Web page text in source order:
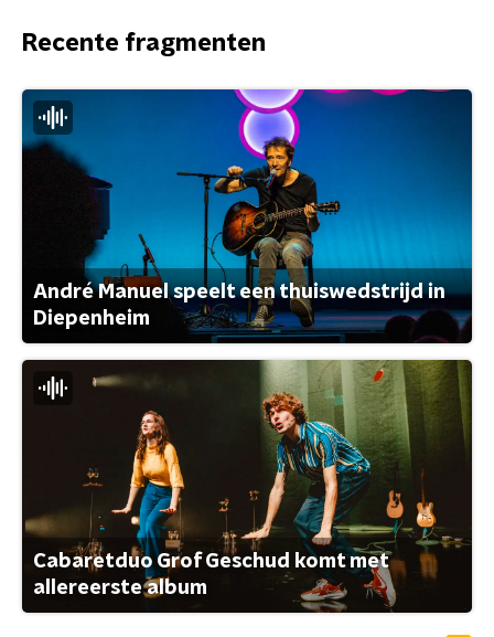
Recente fragmenten
André Manuel speelt een thuiswedstrijd in
Diepenheim
Cabaretduo Grof Geschud komt met
allereerste album